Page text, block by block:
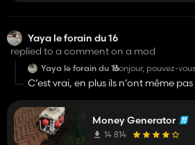
Yaya le forain du 16
replied to a comment on a mod
Yaya le forain du 16Bonjour, pouvez-
vous plaît
C’est vrai, en plus ils n’ont même
Money Generator
14 814